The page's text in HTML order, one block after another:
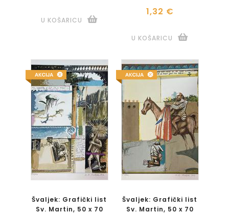
U KOŠARICU
1,32 €
U KOŠARICU
Švaljek: Grafički list
Sv. Martin, 50 x 70
Švaljek: Grafički list
Sv. Martin, 50 x 70